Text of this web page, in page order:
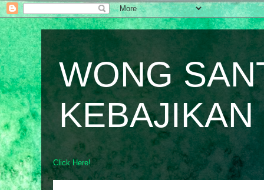
WONG
KEBAJIKAN
Click Here!